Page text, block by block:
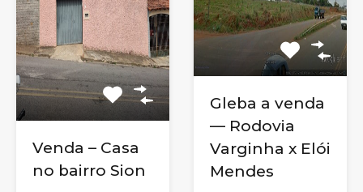
Venda – Casa
no bairro Sion
Gleba a venda
— Rodovia
Varginha x Elói
Mendes